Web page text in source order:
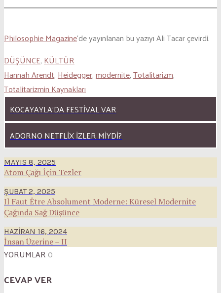
Philosophie Magazine‘de yayınlanan bu yazıyı Ali Tacar çevirdi.
DÜŞÜNCE,KÜLTÜR
Hannah Arendt,Heidegger,modernite,Totalitarizm,
Totalitarizmin Kaynakları
KOCAYAYLA’DA FESTIVAL VAR
ADORNO NETFLIX İZLER MIYDI?
MAYIS 8, 2025
Atom Çağı İçin Tezler
ŞUBAT 2, 2025
Il Faut Être Absolument Moderne: Küresel Modernite
Çağında Sağ Düşünce
HAZIRAN 16, 2024
İnsan Üzerine – II
YORUMLAR 0
CEVAP VER